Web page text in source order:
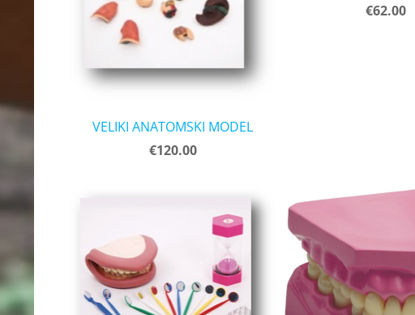
VELIKI ANATOMSKI MODEL
€120.00
€62.00